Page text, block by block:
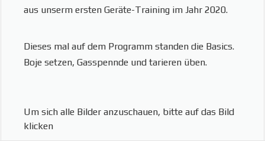
aus unserm ersten Geräte-Training im Jahr 2020.
Dieses mal auf dem Programm standen die Basics.
Boje setzen, Gasspennde und tarieren üben.
Um sich alle Bilder anzuschauen, bitte auf das Bild
klicken